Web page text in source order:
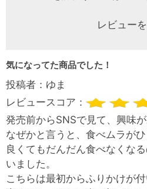
レビュー
気になってた商品でした！
投稿者： ゆま
レビュースコア：
発売前からSNSで見て、興味が
なぜかと言うと、食べムラが
良くてもだんだん食べなくな
いました。
こちらは最初からふりかけが